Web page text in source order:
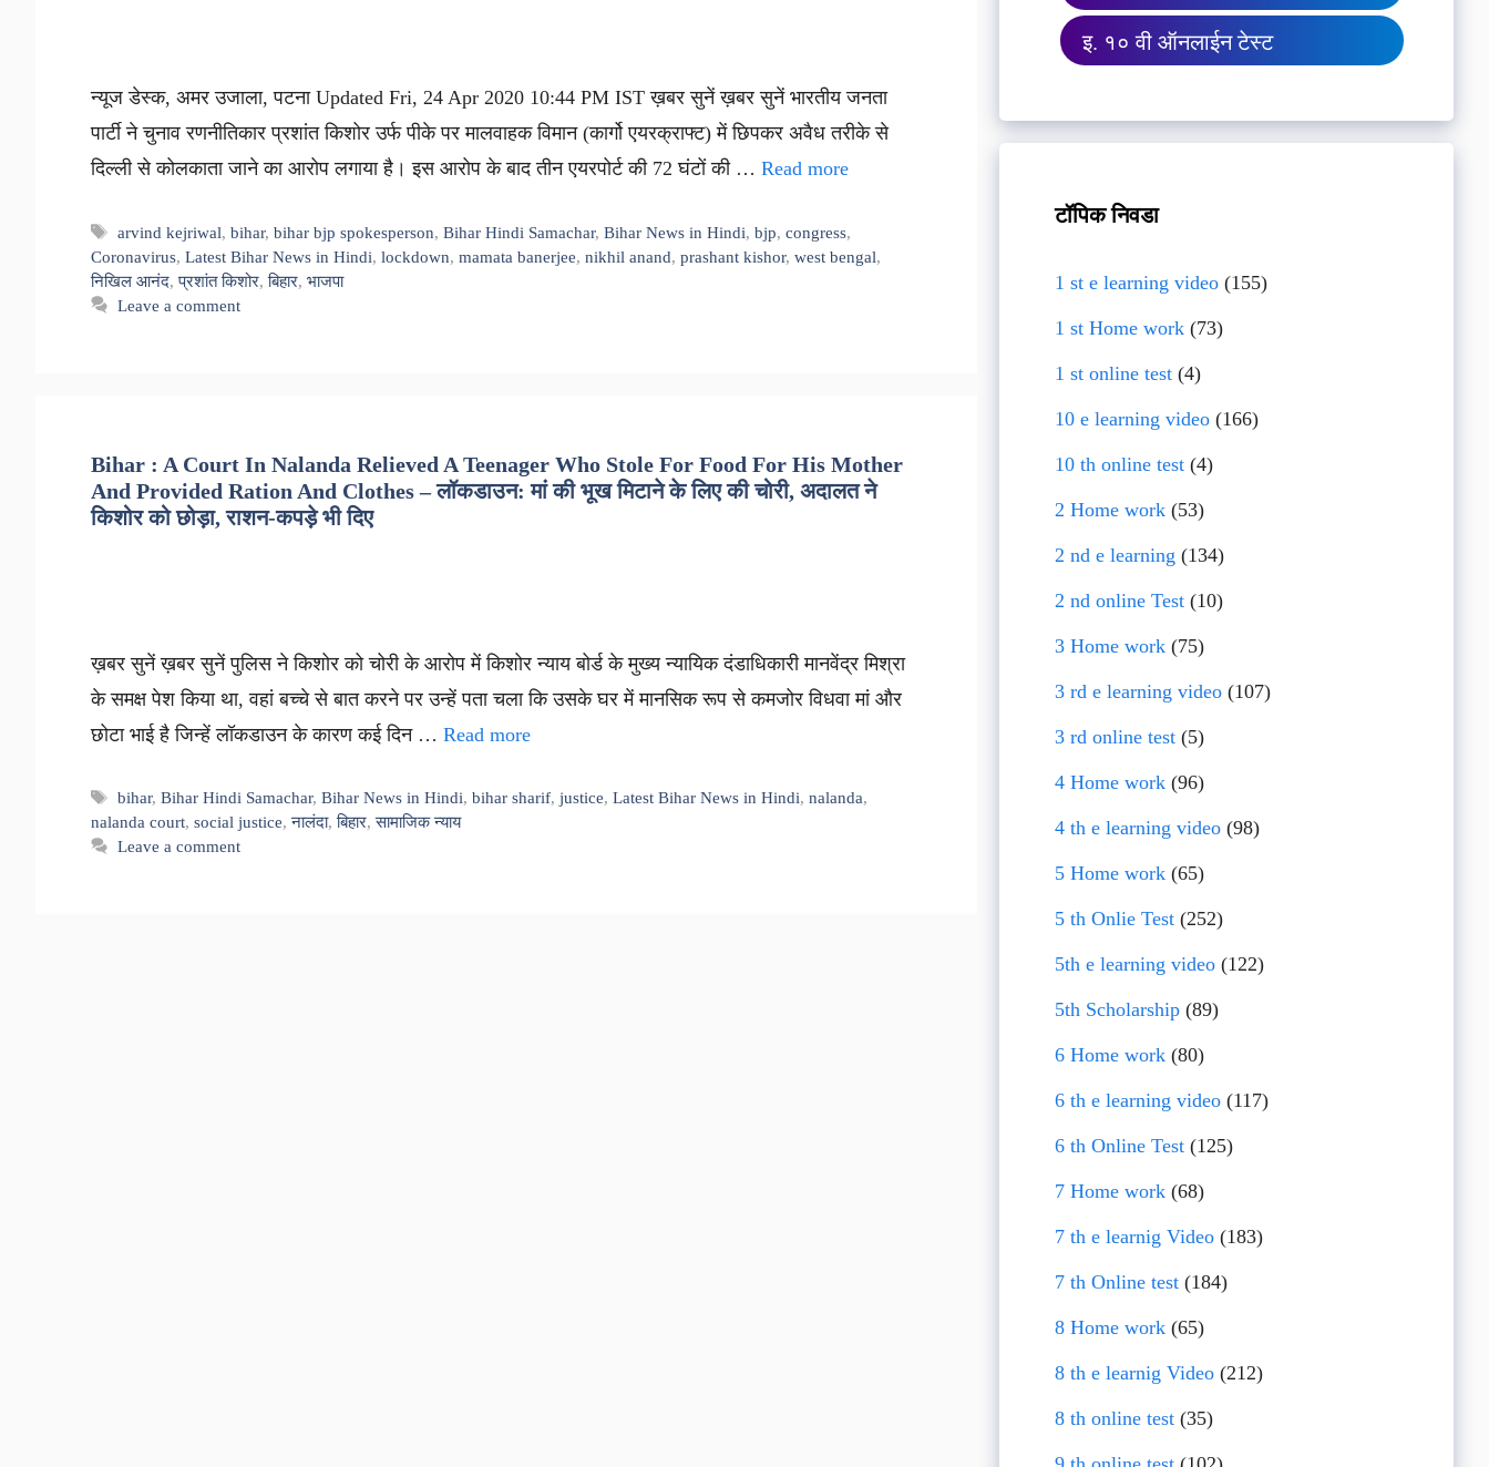
न्यूज डेस्क, अमर उजाला, पटना Updated Fri, 24 Apr 2020 10:44 PM IST ख़बर सुनें ख़बर सुनें भारतीय जनता
पार्टी ने चुनाव रणनीतिकार प्रशांत किशोर उर्फ पीके पर मालवाहक विमान (कार्गो एयरक्राफ्ट) में छिपकर अवैध तरीके से
दिल्ली से कोलकाता जाने का आरोप लगाया है। इस आरोप के बाद तीन एयरपोर्ट की 72 घंटों की … Read more
Tags
arvind kejriwal,bihar,bihar bjp spokesperson,Bihar Hindi Samachar,Bihar News in Hindi,bjp,congress,
Coronavirus, Latest Bihar News in Hindi, lockdown, mamata banerjee, nikhil anand, prashant kishor, west bengal,
निखिल आनंद,प्रशांत किशोर,बिहार, भाजपा
Leave a comment
Bihar : A Court In Nalanda Relieved A Teenager Who Stole For Food For His Mother
And Provided Ration And Clothes – लॉकडाउन: मां की भूख मिटाने के लिए की चोरी, अदालत ने
किशोर को छोड़ा, राशन-कपड़े भी दिए
ख़बर सुनें ख़बर सुनें पुलिस ने किशोर को चोरी के आरोप में किशोर न्याय बोर्ड के मुख्य न्यायिक दंडाधिकारी मानवेंद्र मिश्रा
के समक्ष पेश किया था, वहां बच्चे से बात करने पर उन्हें पता चला कि उसके घर में मानसिक रूप से कमजोर विधवा मां और
छोटा भाई है जिन्हें लॉकडाउन के कारण कई दिन … Read more
Tags
bihar,Bihar Hindi Samachar,Bihar News in Hindi,bihar sharif,justice,Latest Bihar News in Hindi,nalanda,
nalanda court, social justice,नालंदा,बिहार,सामाजिक न्याय
Leave a comment
इ. १० वी ऑनलाईन टेस्ट
टॉपिक निवडा
1 st e learning video(155)
1 st Home work(73)
1 st online test(4)
10 e learning video(166)
10 th online test(4)
2 Home work(53)
2 nd e learning (134)
2 nd online Test(10)
3 Home work(75)
3 rd e learning video(107)
3 rd online test(5)
4 Home work(96)
4 th e learning video(98)
5 Home work(65)
5 th Onlie Test(252)
5th e learning video(122)
5th Scholarship(89)
6 Home work(80)
6 th e learning video(117)
6 th Online Test(125)
7 Home work(68)
7 th e learnig Video(183)
7 th Online test(184)
8 Home work(65)
8 th e learnig Video(212)
8 th online test(35)